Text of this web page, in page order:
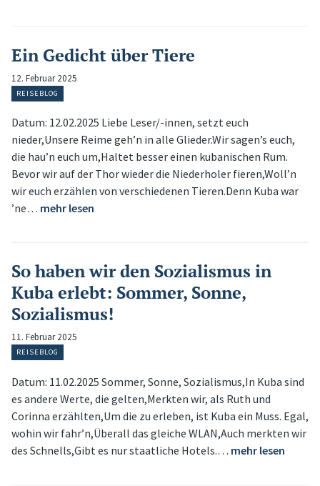
Ein Gedicht über Tiere
12. Februar 2025
REISEBLOG
Datum: 12.02.2025 Liebe Leser/-innen, setzt euch
nieder,Unsere Reime geh’n in alle Glieder.Wir sagen’s euch,
die hau’n euch um,Haltet besser einen kubanischen Rum.
Bevor wir auf der Thor wieder die Niederholer fieren,Woll’n
wir euch erzählen von verschiedenen Tieren.Denn Kuba war
’ne… mehr lesen
So haben wir den Sozialismus in
Kuba erlebt: Sommer, Sonne,
Sozialismus!
11. Februar 2025
REISEBLOG
Datum: 11.02.2025 Sommer, Sonne, Sozialismus,In Kuba sind
es andere Werte, die gelten,Merkten wir, als Ruth und
Corinna erzählten,Um die zu erleben, ist Kuba ein Muss. Egal,
wohin wir fahr’n,Überall das gleiche WLAN,Auch merkten wir
des Schnells,Gibt es nur staatliche Hotels.… mehr lesen